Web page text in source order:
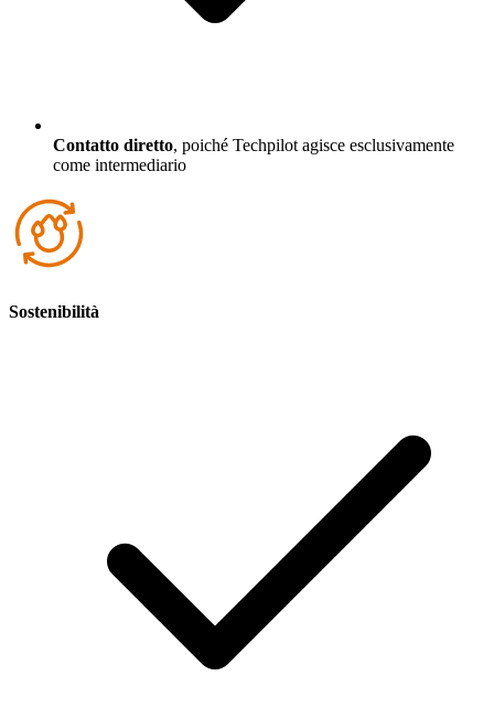
Contatto diretto, poiché Techpilot agisce esclusivamente
come intermediario
Sostenibilità